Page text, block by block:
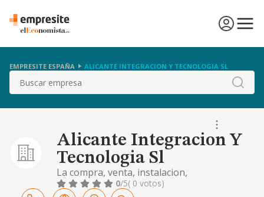
EMPRESITE ESPAÑA ALICANTE INTEGRACION Y TECNOLOGIA SL
Buscar
Alicante Integracion Y
Tecnologia Sl
La compra, venta, instalacion,
mantenimiento, arrendamiento, desarrollo y
0/5( 0 votos)